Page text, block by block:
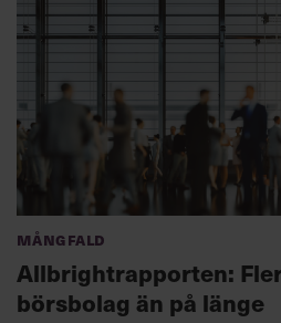
Mångfald
Allbrightrapporten:
börsbolag än på länge